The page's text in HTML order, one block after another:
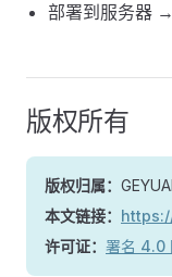
部署到服务器 →
版权所有
版权归属：
本文链接：
许可证： 署名 4.0